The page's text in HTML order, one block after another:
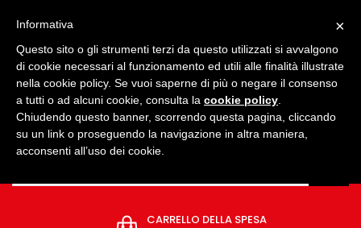
CARRELLO DELLA SPESA
×
Informativa
Questo sito o gli strumenti terzi da questo utilizzati si avvalgono
di cookie necessari al funzionamento ed utili alle finalità illustrate
nella cookie policy. Se vuoi saperne di più o negare il consenso
a tutti o ad alcuni cookie, consulta la cookie policy
Chiudendo questo banner, scorrendo questa pagina, cliccando
su un link o proseguendo la navigazione in altra maniera,
acconsenti all’uso dei cookie.